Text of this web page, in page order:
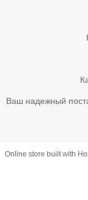
Ваш надежный
Online store built with